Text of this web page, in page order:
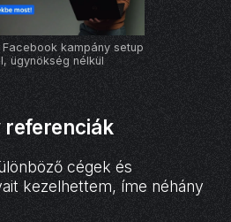
kampány setup
ügynökség nélkül
referenciák
cégek és
kezelhettem, íme néhány